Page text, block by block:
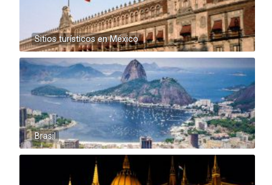
Sitios turísticos en México
Brasil